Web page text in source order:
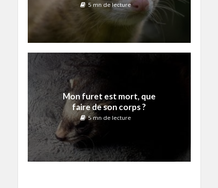
5 mn de lecture
Mon furet est mort, que
faire de son corps ?
5 mn de lecture